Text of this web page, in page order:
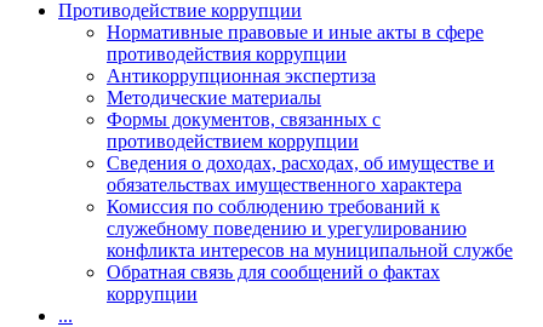
Противодействие коррупции
Нормативные правовые и иные акты в сфере
противодействия коррупции
Антикоррупционная экспертиза
Методические материалы
Формы документов, связанных с
противодействием коррупции
Сведения о доходах, расходах, об имуществе и
обязательствах имущественного характера
Комиссия по соблюдению требований к
служебному поведению и урегулированию
конфликта интересов на муниципальной службе
Обратная связь для сообщений о фактах
коррупции
...